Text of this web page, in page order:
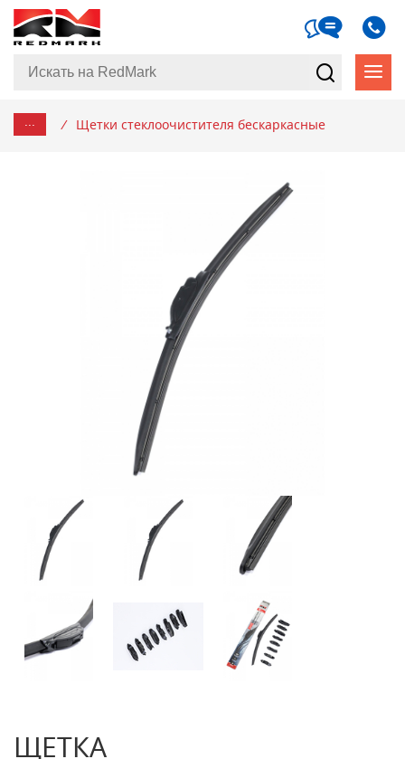
... / Щетки стеклоочистителя бескаркасные
ЩЕТКА